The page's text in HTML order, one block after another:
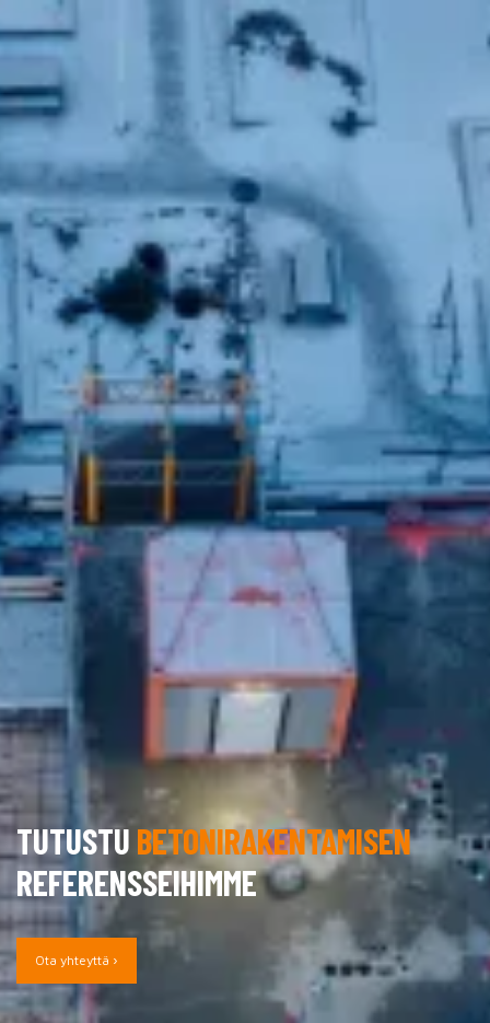
TUTUSTU BETONI­RAKENTAMISEN
REFERENSSEIHIMME
Ota yhteyttä ›